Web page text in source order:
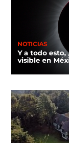
NOTICIAS
Y a todo esto,
visible en